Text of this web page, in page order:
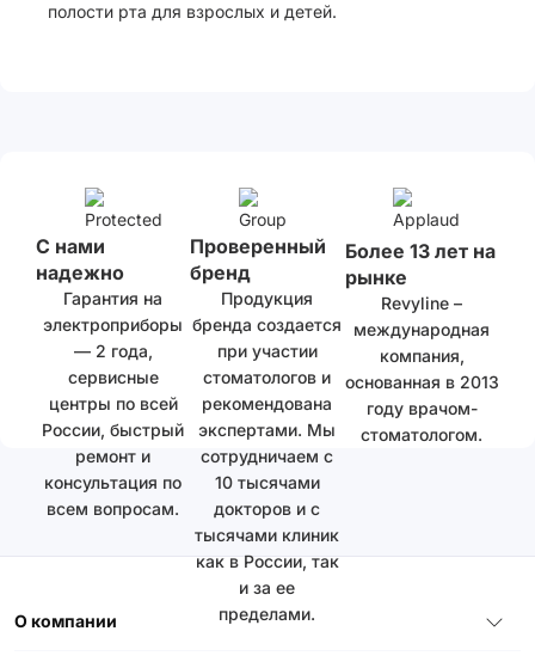
полости рта для взрослых и детей.
С нами
надежно
Гарантия на
электроприборы
— 2 года,
сервисные
центры по всей
России, быстрый
ремонт и
консультация по
всем вопросам.
Проверенный
бренд
Продукция
бренда создается
при участии
стоматологов и
рекомендована
экспертами. Мы
сотрудничаем с
10 тысячами
докторов и с
тысячами клиник
как в России, так
и за ее
пределами.
Более 13 лет на
рынке
Revyline –
международная
компания,
основанная в 2013
году врачом-
стоматологом.
О компании